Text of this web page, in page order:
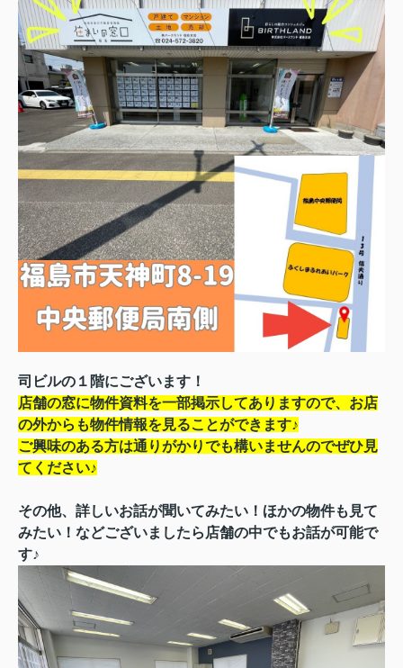
司ビルの１階にございます！
店舗の窓に物件資料を一部掲示してありますので、お店
の外からも物件情報を見ることができます♪
ご興味のある方は通りがかりでも構いませんのでぜひ見
てください♪
その他、詳しいお話が聞いてみたい！ほかの物件も見て
みたい！などございましたら店舗の中でもお話が可能で
す♪